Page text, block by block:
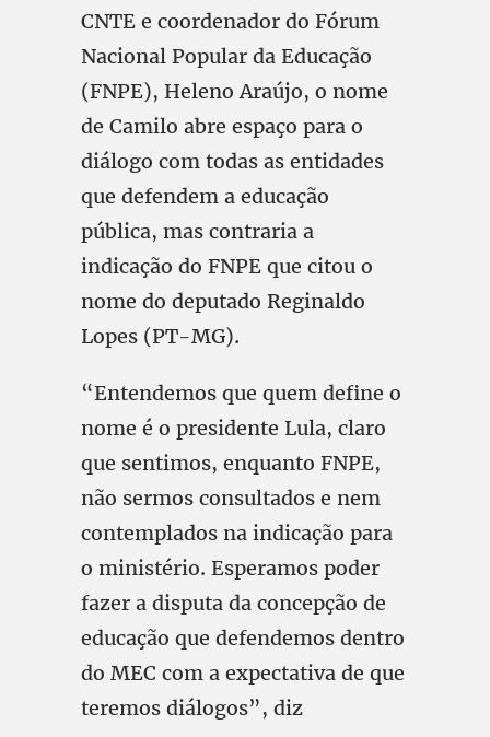
CNTE e coordenador do Fórum
Nacional Popular da Educação
(FNPE), Heleno Araújo, o nome
de Camilo abre espaço para o
diálogo com todas as entidades
que defendem a educação
pública, mas contraria a
indicação do FNPE que citou o
nome do deputado Reginaldo
Lopes (PT-MG).
“Entendemos que quem define o
nome é o presidente Lula, claro
que sentimos, enquanto FNPE,
não sermos consultados e nem
contemplados na indicação para
o ministério. Esperamos poder
fazer a disputa da concepção de
educação que defendemos dentro
do MEC com a expectativa de que
teremos diálogos”, diz